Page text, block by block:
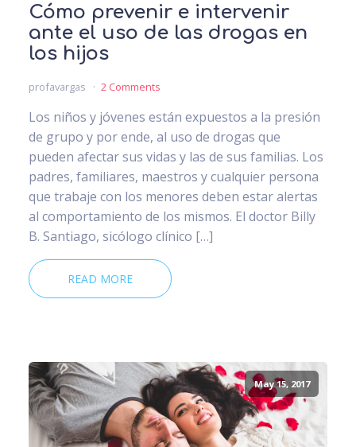
Cómo prevenir e intervenir
ante el uso de las drogas en
los hijos
profavargas 2 Comments
Los niños y jóvenes están expuestos a la presión
de grupo y por ende, al uso de drogas que
pueden afectar sus vidas y las de sus familias. Los
padres, familiares, maestros y cualquier persona
que trabaje con los menores deben estar alertas
al comportamiento de los mismos. El doctor Billy
B. Santiago, sicólogo clínico […]
READ MORE
May 15, 2017